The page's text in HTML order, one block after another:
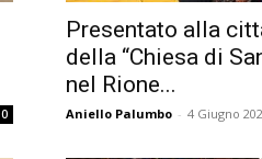
0
Presentato alla
della “Chiesa di
nel Rione...
Aniello Palumbo - 4 Giugno